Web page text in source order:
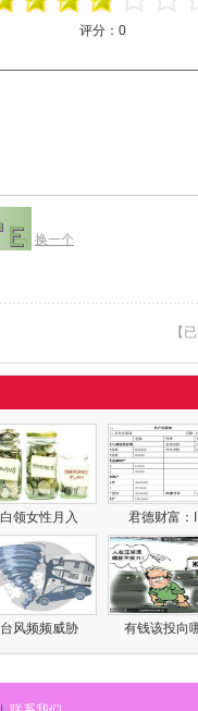
评分： 0
换一个
【
白领女性月入 君德财富
台风频频威胁 有钱该投向